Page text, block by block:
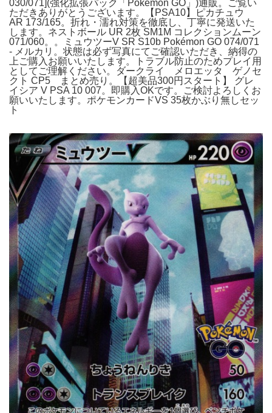
030/071](強化拡張パック「Pokemon GO」)通販。ご覧い
ただきありがとうございます。【PSA10】ピカチュウ
AR 173/165。折れ・濡れ対策を徹底し、丁寧に発送いた
します。ネストボール UR 2枚 SM1M コレクションムーン
071/060。。ミュウツーV SR S10b Pokémon GO 074/071
- メルカリ。状態は必ず写真にてご確認いただき、納得の
上ご購入お願いいたします。トラブル防止のためプレイ用
としてご理解ください。ダークライ メロエッタ ゲノセ
クト CP5 まとめ売り。【超美品300円スタート】 グレ
イシア V PSA 10 007。即購入OKです。ご検討よろしくお
願いいたします。ポケモンカードVS 35枚かぶり無しセッ
ト